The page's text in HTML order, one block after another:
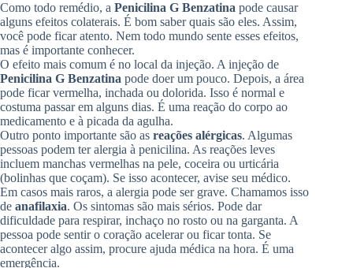
Como todo remédio, a Penicilina G Benzatina pode causar
alguns efeitos colaterais. É bom saber quais são eles. Assim,
você pode ficar atento. Nem todo mundo sente esses efeitos,
mas é importante conhecer.
O efeito mais comum é no local da injeção. A injeção de
Penicilina G Benzatina pode doer um pouco. Depois, a área
pode ficar vermelha, inchada ou dolorida. Isso é normal e
costuma passar em alguns dias. É uma reação do corpo ao
medicamento e à picada da agulha.
Outro ponto importante são as reações alérgicas. Algumas
pessoas podem ter alergia à penicilina. As reações leves
incluem manchas vermelhas na pele, coceira ou urticária
(bolinhas que coçam). Se isso acontecer, avise seu médico.
Em casos mais raros, a alergia pode ser grave. Chamamos isso
de anafilaxia. Os sintomas são mais sérios. Pode dar
dificuldade para respirar, inchaço no rosto ou na garganta. A
pessoa pode sentir o coração acelerar ou ficar tonta. Se
acontecer algo assim, procure ajuda médica na hora. É uma
emergência.